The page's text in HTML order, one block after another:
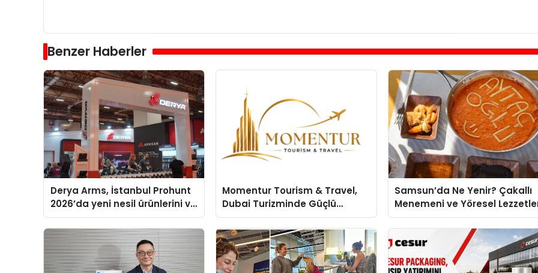
Benzer Haberler
Derya Arms, İstanbul Prohunt
2026’da yeni nesil ürünlerini ve
global marka vizyonunu
sergiledi
Momentur Tourism & Travel,
Dubai Turizminde Güçlü
Operasyon Ağıyla Fark
Yaratıyor
Samsun’da Ne Yenir? Çakallı
Menemeni ve Yöresel